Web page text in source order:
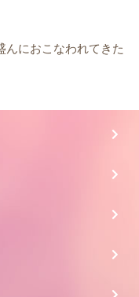
んにおこなわれてきた